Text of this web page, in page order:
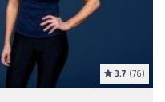
3.7 (76)